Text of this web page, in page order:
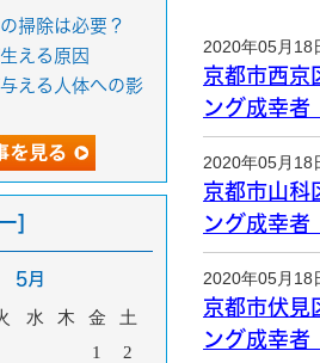
2020年05月18
京都市西京
ング成幸者
2020年05月18
京都市山科
ング成幸者
2020年05月18
京都市伏見
ング成幸者
掃除は必要？
える原因
える人体への影
]
5月
水 木 金
土
1
2